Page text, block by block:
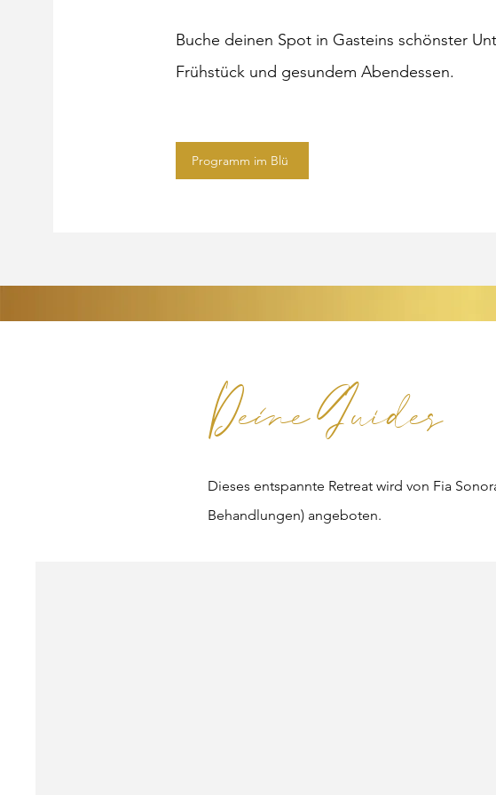
Buche deinen Spot in Gasteins schönster
Frühstück und gesundem Abendessen.
Programm im Blü
Deine Guides
Dieses entspannte Retreat wird von Fia
Behandlungen) angeboten.